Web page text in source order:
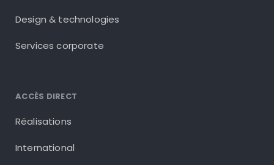
Design & technologies
Services corporate
ACCÈS DIRECT
Réalisations
International